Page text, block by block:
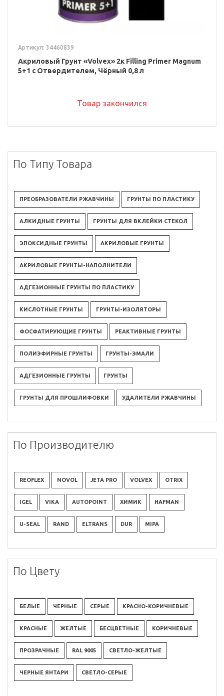
Артикул: 34460839
Акриловый Грунт «Volvex» 2к Filling Primer Magnum
5+1 с Отвердителем, Чёрный 0,8 л
Товар закончился
По Типу Товара
ПРЕОБРАЗОВАТЕЛИ РЖАВЧИНЫ ГРУНТЫ ПО ПЛАСТИКУ
АЛКИДНЫЕ ГРУНТЫ ГРУНТЫ ДЛЯ ВКЛЕЙКИ СТЕКОЛ
ЭПОКСИДНЫЕ ГРУНТЫ АКРИЛОВЫЕ ГРУНТЫ
АКРИЛОВЫЕ ГРУНТЫ-НАПОЛНИТЕЛИ
АДГЕЗИОННЫЕ ГРУНТЫ ПО ПЛАСТИКУ
КИСЛОТНЫЕ ГРУНТЫ ГРУНТЫ-ИЗОЛЯТОРЫ
ФОСФАТИРУЮЩИЕ ГРУНТЫ РЕАКТИВНЫЕ ГРУНТЫ
ПОЛИЭФИРНЫЕ ГРУНТЫ ГРУНТЫ-ЭМАЛИ
АДГЕЗИОННЫЕ ГРУНТЫ ГРУНТЫ
ГРУНТЫ ДЛЯ ПРОШЛИФОВКИ УДАЛИТЕЛИ РЖАВЧИНЫ
По Производителю
REOFLEX NOVOL JETA PRO VOLVEX OTRIX
IGEL VIKA AUTOPOINT ХИМИК HAFMAN
U-SEAL RAND ELTRANS DUR MIPA
По Цвету
БЕЛЫЕ ЧЕРНЫЕ СЕРЫЕ КРАСНО-КОРИЧНЕВЫЕ
КРАСНЫЕ ЖЕЛТЫЕ БЕСЦВЕТНЫЕ КОРИЧНЕВЫЕ
ПРОЗРАЧНЫЕ RAL 9005 СВЕТЛО-ЖЕЛТЫЕ
ЧЕРНЫЕ ЯНТАРИ СВЕТЛО-СЕРЫЕ